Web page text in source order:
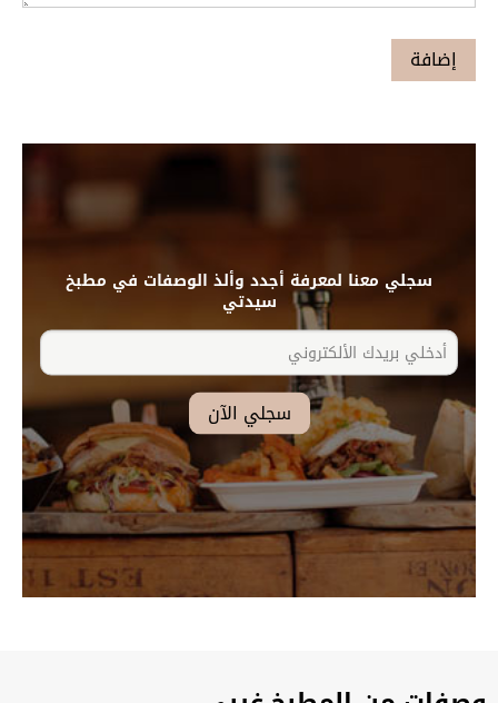
سجلي معنا لمعرفة أجدد وألذ الوصفات في مطبخ
سيدتي